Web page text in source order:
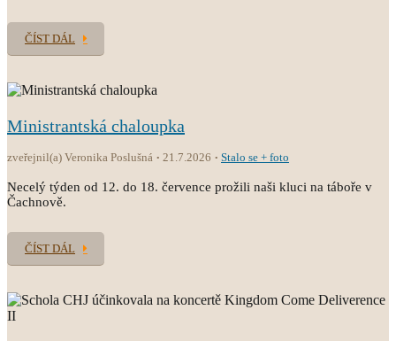
ČÍST DÁL
Ministrantská chaloupka
zveřejnil(a) Veronika Poslušná 21.7.2026 Stalo se + foto
Necelý týden od 12. do 18. července prožili naši kluci na táboře v
Čachnově.
ČÍST DÁL